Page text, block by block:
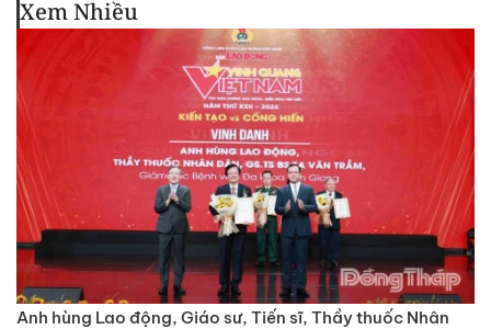
Xem Nhiều
Anh hùng Lao động, Giáo sư, Tiến sĩ, Thầy thuốc Nhân